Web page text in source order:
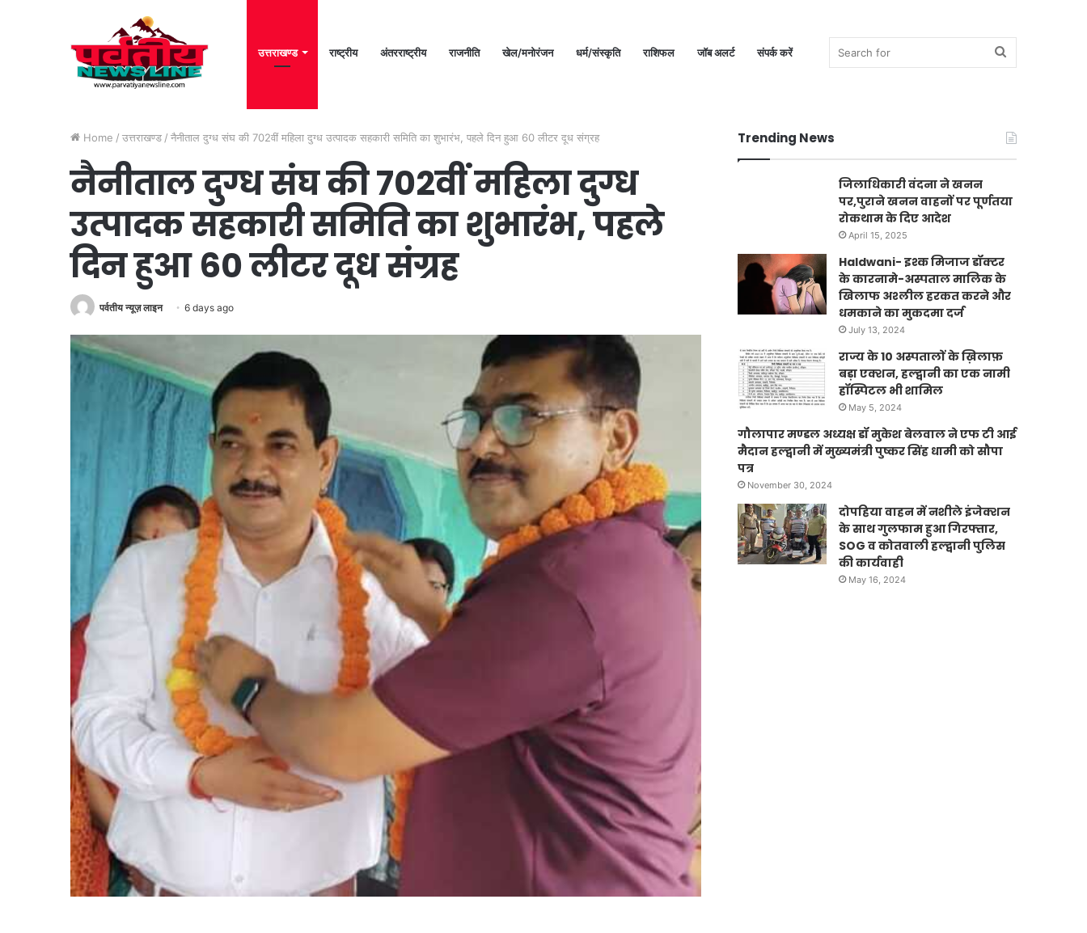
उत्तराखण्ड राष्ट्रीय अंतरराष्ट्रीय राजनीति खेल/मनोरंजन धर्म/संस्कृति राशिफल जॉब अलर्ट संपर्क करें
for
Home / उत्तराखण्ड / नैनीताल दुग्ध संघ की 702वीं महिला दुग्ध उत्पादक सहकारी समिति का शुभारंभ, पहले दिन हुआ 60 लीटर दूध संग्रह
नैनीताल दुग्ध संघ की 702वीं महिला दुग्ध
उत्पादक सहकारी समिति का शुभारंभ, पहले
दिन हुआ 60 लीटर दूध संग्रह
पर्वतीय न्यूज़ लाइन 6 days ago
Trending News
जिलाधिकारी वंदना ने खनन
पर,पुराने खनन वाहनों पर पूर्णतया
रोकथाम के दिए आदेश
April 15, 2025
Haldwani- इश्क मिजाज डॉक्टर
के कारनामे-अस्पताल मालिक के
खिलाफ अश्लील हरकत करने और
धमकाने का मुकदमा दर्ज
July 13, 2024
राज्य के 10 अस्पतालों के ख़िलाफ़
बड़ा एक्शन, हल्द्वानी का एक नामी
हॉस्पिटल भी शामिल
May 5, 2024
गौलापार मण्डल अध्यक्ष डॉ मुकेश बेलवाल ने एफ टी आई
मैदान हल्द्वानी में मुख्यमंत्री पुष्कर सिंह धामी को सौपा
पत्र
November 30, 2024
दोपहिया वाहन में नशीले इंजेक्शन
के साथ गुलफाम हुआ गिरफ्तार,
SOG व कोतवाली हल्द्वानी पुलिस
की कार्यवाही
May 16, 2024